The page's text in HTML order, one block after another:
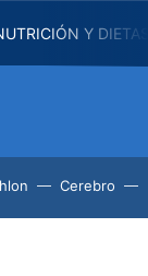
Y
Cerebro